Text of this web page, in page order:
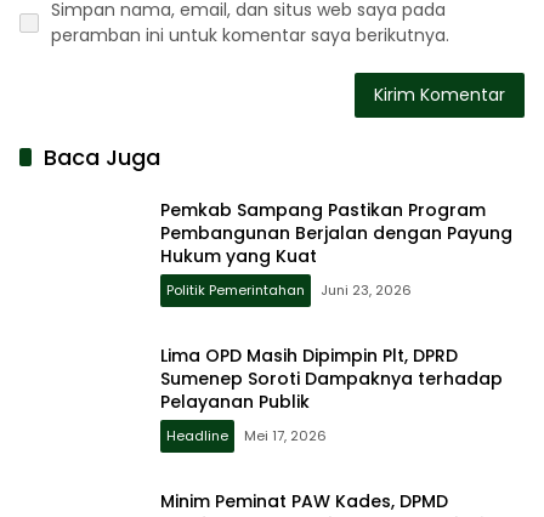
Simpan nama, email, dan situs web saya pada
peramban ini untuk komentar saya berikutnya.
Baca Juga
Pemkab Sampang Pastikan Program
Pembangunan Berjalan dengan Payung
Hukum yang Kuat
Politik Pemerintahan Juni 23, 2026
Lima OPD Masih Dipimpin Plt, DPRD
Sumenep Soroti Dampaknya terhadap
Pelayanan Publik
Headline Mei 17, 2026
Minim Peminat PAW Kades, DPMD